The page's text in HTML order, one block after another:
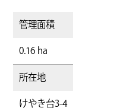
管理面積
0.16 ha
所在地
けやき台3-4